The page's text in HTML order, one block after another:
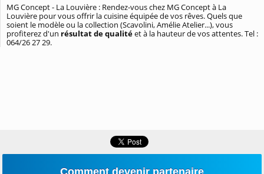
MG Concept - La Louvière : Rendez-vous chez MG Concept à La
Louvière pour vous offrir la cuisine équipée de vos rêves. Quels que
soient le modèle ou la collection (Scavolini, Amélie Atelier...), vous
profiterez d'un résultat de qualitéet à la hauteur de vos attentes. Tel :
064/26 27 29.